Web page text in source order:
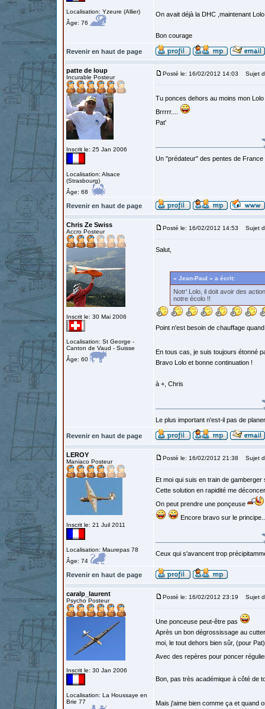
Localisation: Yzeure (Allier)
Âge: 76
On avait déjà la DHC ,maintenant
Bon courage
Revenir en haut de page
patte de loup
Incurable Posteur
Inscrit le: 25 Jan 2006
Localisation: Alsace
(Strasbourg)
Âge: 68
Posté le: 16/02/2012 14:03 Sujet
Tu ponces dehors au moins mon Lolo
Brrrrr....
Pat'
Un "prédateur" des pentes de
Revenir en haut de page
Chris Ze Swiss
Accro Posteur
Inscrit le: 30 Mai 2006
Localisation: St George -
Canton de Vaud - Suisse
Âge: 60
Posté le: 16/02/2012 14:53 Sujet
Salut,
« Jean-Paul » a écrit:
Notr' Lolo, il doit avoir des
notre écolo !!
Point n'est besoin de chauffage
En tous cas, je suis toujours étonné
Bravo Lolo et bonne continuation !
à +, Chris
Le plus important n'est-il pas de
Revenir en haut de page
LEROY
Maniaco Posteur
Inscrit le: 21 Juil 2011
Localisation: Maurepas 78
Âge: 74
Posté le: 16/02/2012 21:38 Sujet
Et moi qui suis en train de
Cette solution en rapidité me
On peut prendre une ponçeuse
Encore bravo sur le principe..
Ceux qui s'avancent trop
Revenir en haut de page
caralp_laurent
Psycho Posteur
Inscrit le: 30 Jan 2006
Localisation: La Houssaye en
Brie 77
Posté le: 16/02/2012 23:19 Sujet
Une ponceuse peut-être pas
Après un bon dégrossissage au
moi, le tout dehors bien sûr, (pour
Avec des repères pour poncer
Bon, pas très académique à côté de
Mais j'aime bien comme ça et quand